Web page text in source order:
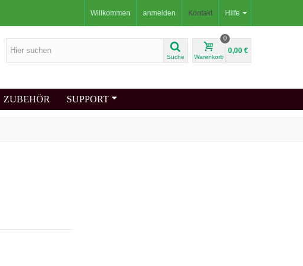
Hilfe
Kontakt
Willkommen anmelden
Suche Warenkorb
0
0,00 €
ZUBEHÖR SUPPORT